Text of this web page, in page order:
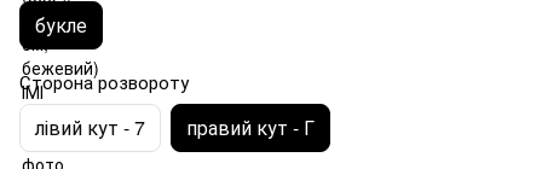
букле
Сторона розвороту
лівий кут - 7 правий кут - Г